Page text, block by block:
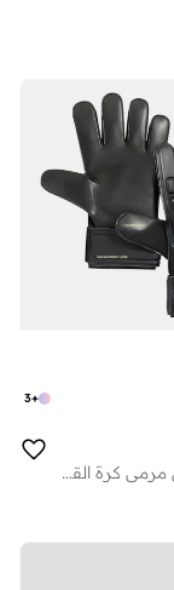
+
3
قفازات حارس مرمى كرة القدم الترا بلاي بقصة عادية للأطفال